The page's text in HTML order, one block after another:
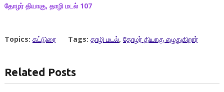
தோழர் தியாகு, தாழி மடல் 107
Topics: கட்டுரை Tags: தாழி மடல், தோழர் தியாகு எழுதுகிறார்
Related Posts